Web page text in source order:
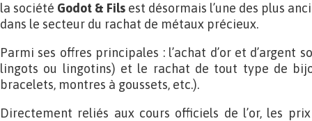
la société Godot & Fils est désormais l’une des plus
dans le secteur du rachat de métaux précieux.
Parmi ses offres principales : l’achat d’or et d’argent
lingots ou lingotins) et le rachat de tout type de
bracelets, montres à goussets, etc.).
Directement reliés aux cours officiels de l’or, les